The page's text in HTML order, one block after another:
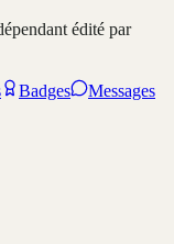
édité par
Badges
Messages